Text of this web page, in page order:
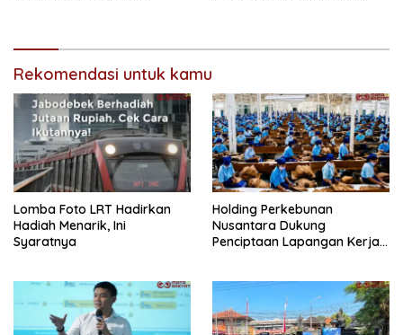
Rekomendasi untuk kamu
Lomba Foto LRT Hadirkan
Hadiah Menarik, Ini
Syaratnya
Holding Perkebunan
Nusantara Dukung
Penciptaan Lapangan Kerja,